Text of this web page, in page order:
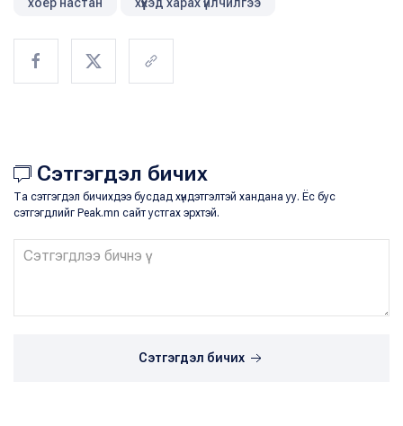
Сэтгэгдэл бичих
Та сэтгэгдэл бичихдээ бусдад хүндэтгэлтэй хандана уу. Ёс бус
сэтгэгдлийг Peak.mn сайт устгах эрхтэй.
Сэтгэгдэл бичих